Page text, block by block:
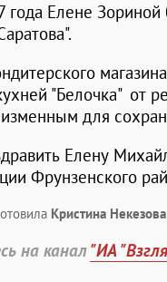
года Елене
"Белочка" от
для
Елену
Фрунзенского
Кристина Некезова
на канал"ИА